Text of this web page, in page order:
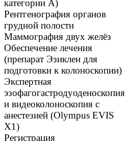
категории А)
Рентгенография органов
грудной полости
Маммография двух желёз
Обеспечение лечения
(препарат Эзиклен для
подготовки к колоноскопии)
Экспертная
эзофагогастродуоденоскопия
и видеоколоноскопия с
анестезией (Olympus EVIS
X1)
Регистрация